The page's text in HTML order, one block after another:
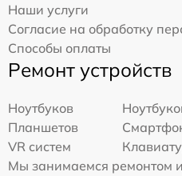
Наши услуги
Согласие на обработку
Способы оплаты
Ремонт устройств
Ноутбуков
Планшетов
VR систем
Мы занимаемся ремонтом